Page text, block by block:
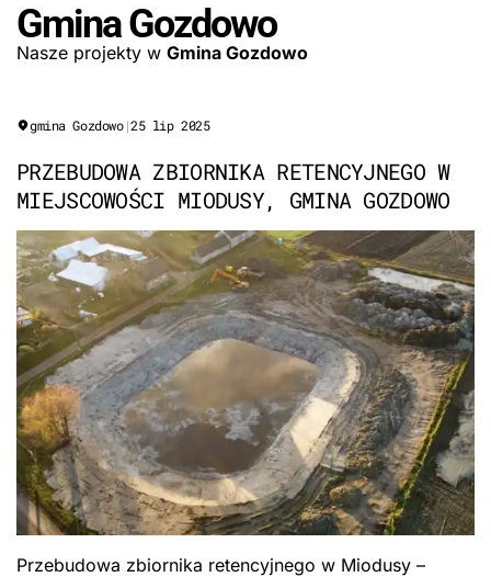
Gmina Gozdowo
Nasze projekty w Gmina Gozdowo
gmina Gozdowo|25 lip 2025
PRZEBUDOWA ZBIORNIKA RETENCYJNEGO W
MIEJSCOWOŚCI MIODUSY, GMINA GOZDOWO
Przebudowa zbiornika retencyjnego w Miodusy –